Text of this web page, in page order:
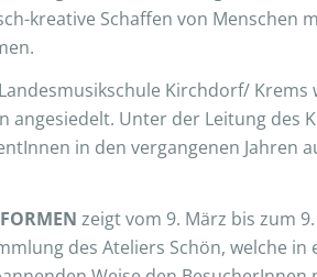
kreative Schaffen von Menschen
Kirchdorf/
angesiedelt. Unter der Leitung des
in den vergangenen Jahren
FORMEN zeigt vom 9. März bis zum
des Ateliers Schön, welche